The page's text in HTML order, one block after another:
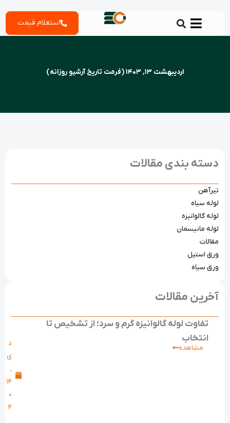
استعلام قیمت
اردیبهشت 13, 1403 (فرمت تاریخ آرشیو روزانه)
دسته بندی مقالات
تیرآهن
لوله سیاه
لوله گالوانیزه
لوله مانیسمان
مقالات
ورق استیل
ورق سیاه
آخرین مقالات
تفاوت لوله گالوانیزه گرم و سرد؛ از تشخیص تا
انتخاب
مشاهده
د
ی
,
۱۴
۰
۴